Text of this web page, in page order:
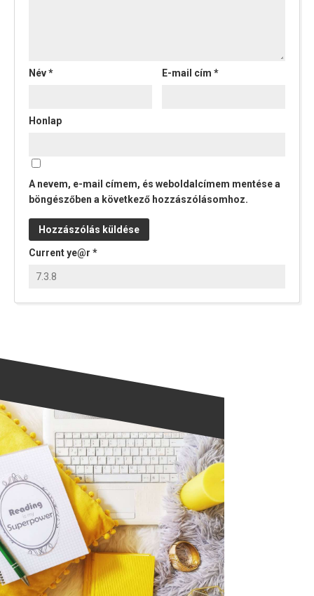
Név* E-mail cím*
Honlap
A nevem, e-mail címem, és weboldalcímem mentése a
böngészőben a következő hozzászólásomhoz.
Current ye@r *